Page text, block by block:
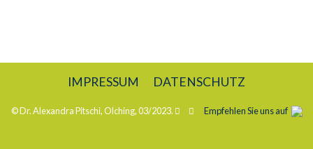
IMPRESSUM DATENSCHUTZ
© Dr. Alexandra Pitschi, Olching, 03/2023. Empfehlen Sie uns auf